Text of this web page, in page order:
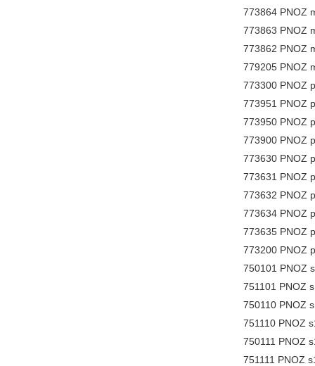
773864 PNOZ
773863 PNOZ
773862 PNOZ
779205 PNOZ
773300 PNOZ
773951 PNOZ
773950 PNOZ
773900 PNOZ
773630 PNOZ
773631 PNOZ
773632 PNOZ
773634 PNOZ
773635 PNOZ
773200 PNOZ
750101 PNOZ
751101 PNOZ
750110 PNOZ
751110 PNOZ
750111 PNOZ
751111 PNOZ